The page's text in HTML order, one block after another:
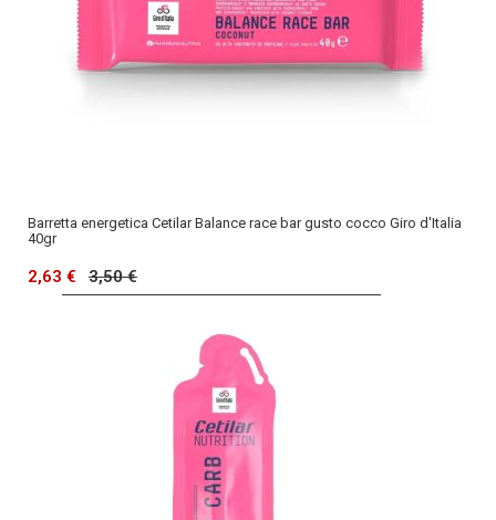
Barretta energetica Cetilar Balance race bar gusto cocco Giro d'Italia
40gr
2,63 € 3,50 €